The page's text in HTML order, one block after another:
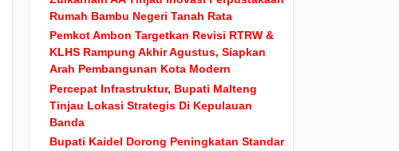
Rumah Bambu Negeri Tanah Rata
Pemkot Ambon Targetkan Revisi RTRW &
KLHS Rampung Akhir Agustus, Siapkan
Arah Pembangunan Kota Modern
Percepat Infrastruktur, Bupati Malteng
Tinjau Lokasi Strategis Di Kepulauan
Banda
Bupati Kaidel Dorong Peningkatan Standar